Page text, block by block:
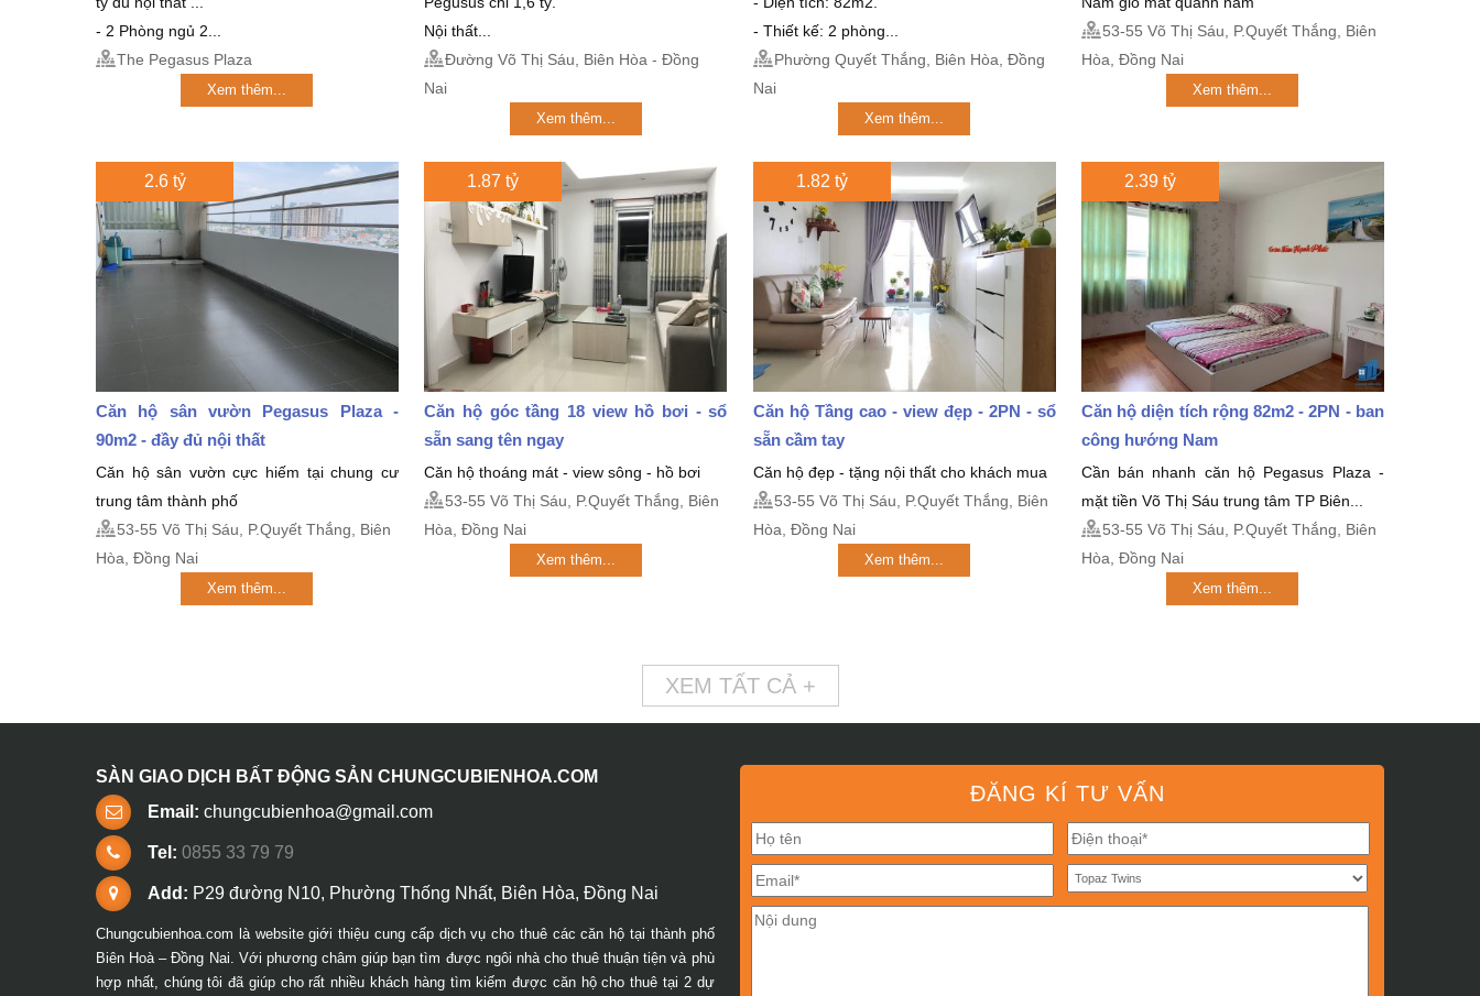
- 2 Phòng ngủ 2...
The Pegasus Plaza
Xem thêm...
Nội thất...
Đường Võ Thị Sáu, Biên Hòa - Đồng
Nai
Xem thêm...
- Thiết kế: 2 phòng...
Phường Quyết Thắng, Biên Hòa, Đồng
Nai
Xem thêm...
53-55 Võ Thị Sáu, P.Quyết Thắng, Biên
Hòa, Đồng Nai
Xem thêm...
2.6 tỷ
Căn hộ sân vườn Pegasus Plaza -
90m2 - đầy đủ nội thất
Căn hộ sân vườn cực hiếm tại chung cư
trung tâm thành phố
53-55 Võ Thị Sáu, P.Quyết Thắng, Biên
Hòa, Đồng Nai
Xem thêm...
1.87 tỷ
Căn hộ góc tầng 18 view hồ bơi - sổ
sẵn sang tên ngay
Căn hộ thoáng mát - view sông - hồ bơi
53-55 Võ Thị Sáu, P.Quyết Thắng, Biên
Hòa, Đồng Nai
Xem thêm...
1.82 tỷ
Căn hộ Tầng cao - view đẹp - 2PN - sổ
sẵn cầm tay
Căn hộ đẹp - tặng nội thất cho khách mua
53-55 Võ Thị Sáu, P.Quyết Thắng, Biên
Hòa, Đồng Nai
Xem thêm...
2.39 tỷ
Căn hộ diện tích rộng 82m2 - 2PN - ban
công hướng Nam
Cần bán nhanh căn hộ Pegasus Plaza -
mặt tiền Võ Thị Sáu trung tâm TP Biên...
53-55 Võ Thị Sáu, P.Quyết Thắng, Biên
Hòa, Đồng Nai
Xem thêm...
XEM TẤT CẢ +
ĐĂNG KÍ TƯ VẤN
SÀN GIAO DỊCH BẤT ĐỘNG SẢN CHUNGCUBIENHOA.COM
Email: chungcubienhoa@gmail.com
Tel: 0855 33 79 79
Add: P29 đường N10, Phường Thống Nhất, Biên Hòa, Đồng Nai
Chungcubienhoa.com là website giới thiệu cung cấp dịch vụ cho thuê các căn hộ tại thành phố
Biên Hoà – Đồng Nai. Với phương châm giúp bạn tìm được ngôi nhà cho thuê thuận tiện và phù
hợp nhất, chúng tôi đã giúp cho rất nhiều khách hàng tìm kiếm được căn hộ cho thuê tại 2 dự